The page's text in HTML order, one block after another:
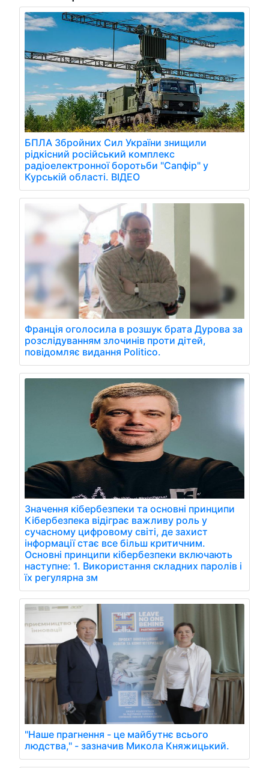
БПЛА Збройних Сил України знищили
рідкісний російський комплекс
радіоелектронної боротьби "Сапфір" у
Курській області. ВІДЕО
Франція оголосила в розшук брата Дурова за
розслідуванням злочинів проти дітей,
повідомляє видання Politico.
Значення кібербезпеки та основні принципи
Кібербезпека відіграє важливу роль у
сучасному цифровому світі, де захист
інформації стає все більш критичним.
Основні принципи кібербезпеки включають
наступне: 1. Використання складних паролів і
їх регулярна зм
"Наше прагнення - це майбутнє всього
людства," - зазначив Микола Княжицький.